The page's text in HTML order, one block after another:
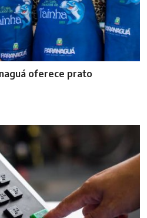
oferece prato